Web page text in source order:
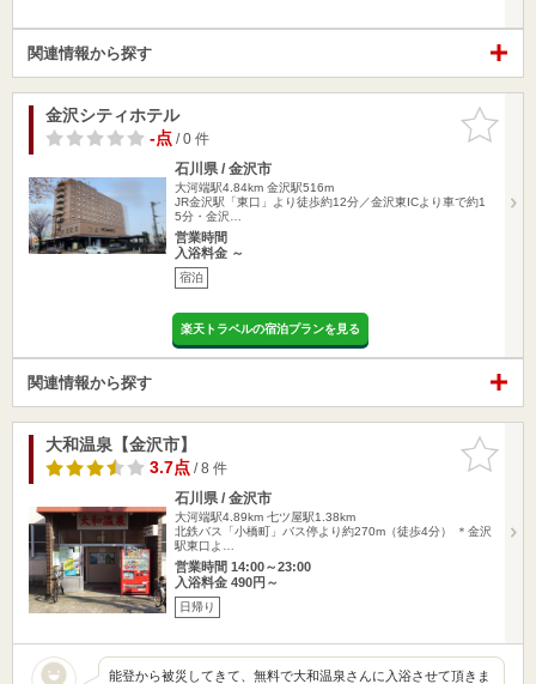
関連情報から探す
お気に入
りに追加
金沢シティホテル
-点/ 0 件
石川県 / 金沢市
大河端駅4.84km 金沢駅516m
JR金沢駅「東口」より徒歩約12分／金沢東ICより車で約1
5分・金沢…
営業時間
入浴料金 ～
宿泊
楽天トラベルの宿泊プランを見る
関連情報から探す
お気に入
りに追加
大和温泉【金沢市】
3.7点/ 8 件
石川県 / 金沢市
大河端駅4.89km 七ツ屋駅1.38km
北鉄バス「小橋町」バス停より約270m（徒歩4分） ＊金沢
駅東口よ…
営業時間 14:00～23:00
入浴料金 490円～
日帰り
能登から被災してきて、無料で大和温泉さんに入浴させて頂きま